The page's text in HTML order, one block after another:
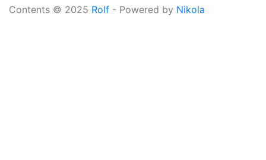
Contents © 2025 Rolf - Powered by Nikola